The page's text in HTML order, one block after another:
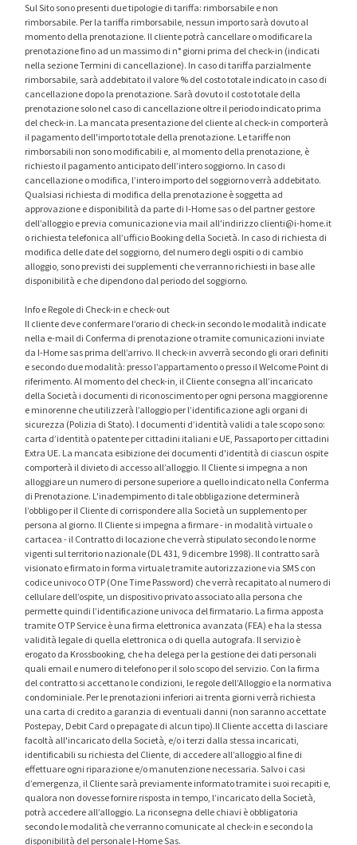
Sul Sito sono presenti due tipologie di tariffa: rimborsabile e non
rimborsabile. Per la tariffa rimborsabile, nessun importo sarà dovuto al
momento della prenotazione. Il cliente potrà cancellare o modificare la
prenotazione fino ad un massimo di n° giorni prima del check-in (indicati
nella sezione Termini di cancellazione). In caso di tariffa parzialmente
rimborsabile, sarà addebitato il valore % del costo totale indicato in caso di
cancellazione dopo la prenotazione. Sarà dovuto il costo totale della
prenotazione solo nel caso di cancellazione oltre il periodo indicato prima
del check-in. La mancata presentazione del cliente al check-in comporterà
il pagamento dell'importo totale della prenotazione. Le tariffe non
rimborsabili non sono modificabili e, al momento della prenotazione, è
richiesto il pagamento anticipato dell’intero soggiorno. In caso di
cancellazione o modifica, l’intero importo del soggiorno verrà addebitato.
Qualsiasi richiesta di modifica della prenotazione è soggetta ad
approvazione e disponibilità da parte di I-Home sas o del partner gestore
dell’alloggio e previa comunicazione via mail all'indirizzo clienti@i-home.it
o richiesta telefonica all’ufficio Booking della Società. In caso di richiesta di
modifica delle date del soggiorno, del numero degli ospiti o di cambio
alloggio, sono previsti dei supplementi che verranno richiesti in base alle
disponibilità e che dipendono dal periodo del soggiorno.
Info e Regole di Check-in e check-out
Il cliente deve confermare l’orario di check-in secondo le modalità indicate
nella e-mail di Conferma di prenotazione o tramite comunicazioni inviate
da I-Home sas prima dell’arrivo. Il check-in avverrà secondo gli orari definiti
e secondo due modalità: presso l’appartamento o presso il Welcome Point di
riferimento. Al momento del check-in, il Cliente consegna all’incaricato
della Società i documenti di riconoscimento per ogni persona maggiorenne
e minorenne che utilizzerà l’alloggio per l’identificazione agli organi di
sicurezza (Polizia di Stato). I documenti d’identità validi a tale scopo sono:
carta d’identità o patente per cittadini italiani e UE, Passaporto per cittadini
Extra UE. La mancata esibizione dei documenti d'identità di ciascun ospite
comporterà il divieto di accesso all’alloggio. Il Cliente si impegna a non
alloggiare un numero di persone superiore a quello indicato nella Conferma
di Prenotazione. L'inadempimento di tale obbligazione determinerà
l’obbligo per il Cliente di corrispondere alla Società un supplemento per
persona al giorno. Il Cliente si impegna a firmare - in modalità virtuale o
cartacea - il Contratto di locazione che verrà stipulato secondo le norme
vigenti sul territorio nazionale (DL 431, 9 dicembre 1998). Il contratto sarà
visionato e firmato in forma virtuale tramite autorizzazione via SMS con
codice univoco OTP (One Time Password) che verrà recapitato al numero di
cellulare dell’ospite, un dispositivo privato associato alla persona che
permette quindi l’identificazione univoca del firmatario. La firma apposta
tramite OTP Service è una firma elettronica avanzata (FEA) e ha la stessa
validità legale di quella elettronica o di quella autografa. Il servizio è
erogato da Krossbooking, che ha delega per la gestione dei dati personali
quali email e numero di telefono per il solo scopo del servizio. Con la firma
del contratto si accettano le condizioni, le regole dell’Alloggio e la normativa
condominiale. Per le prenotazioni inferiori ai trenta giorni verrà richiesta
una carta di credito a garanzia di eventuali danni (non saranno accettate
Postepay, Debit Card o prepagate di alcun tipo).Il Cliente accetta di lasciare
facoltà all'incaricato della Società, e/o i terzi dalla stessa incaricati,
identificabili su richiesta del Cliente, di accedere all’alloggio al fine di
effettuare ogni riparazione e/o manutenzione necessaria. Salvo i casi
d’emergenza, il Cliente sarà previamente informato tramite i suoi recapiti e,
qualora non dovesse fornire risposta in tempo, l’incaricato della Società,
potrà accedere all’alloggio. La riconsegna delle chiavi è obbligatoria
secondo le modalità che verranno comunicate al check-in e secondo la
disponibilità del personale I-Home Sas.